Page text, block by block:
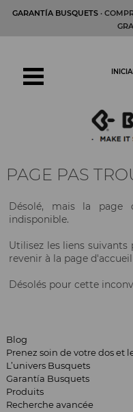
GARANTÍA BUSQUETS·
PAGE PAS
Désolé, mais la page
indisponible.
Utilisez les liens
revenir à la page d'accueil
Désolés pour cette
Blog
Prenez soin de votre dos et
L’univers Busquets
Garantía Busquets
Produits
Recherche avancée